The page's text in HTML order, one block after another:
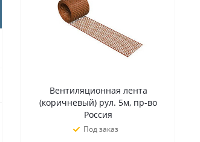
Вентиляционная лента
(коричневый) рул. 5м, пр-во
Россия
Под заказ